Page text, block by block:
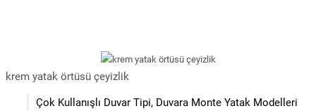
krem yatak örtüsü çeyizlik
Çok Kullanışlı Duvar Tipi, Duvara Monte Yatak Modelleri